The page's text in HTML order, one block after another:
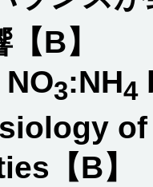
B】
3:NH4
【B】